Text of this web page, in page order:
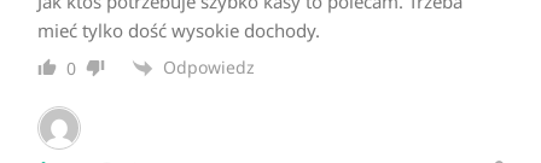
mieć tylko dość wysokie dochody.
0 Odpowiedz